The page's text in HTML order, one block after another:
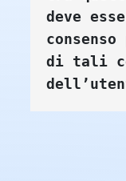
deve
di tali